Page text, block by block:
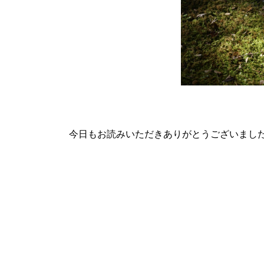
今日もお読みいただきありがとうございまし